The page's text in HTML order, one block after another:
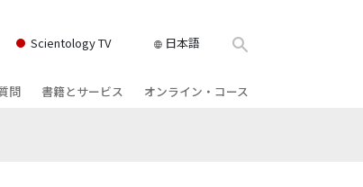
Scientology TV 日本語
問 書籍とサービス オンライン・コース